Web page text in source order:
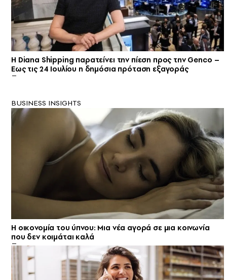
Η Diana Shipping παρατείνει την πίεση προς την Genco –
Εως τις 24 Ιουλίου η δημόσια πρόταση εξαγοράς
BUSINESS INSIGHTS
Η οικονομία του ύπνου: Μια νέα αγορά σε μια κοινωνία
που δεν κοιμάται καλά